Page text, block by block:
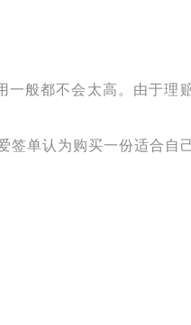
一般都不会太高。由于理
签单认为购买一份适合自